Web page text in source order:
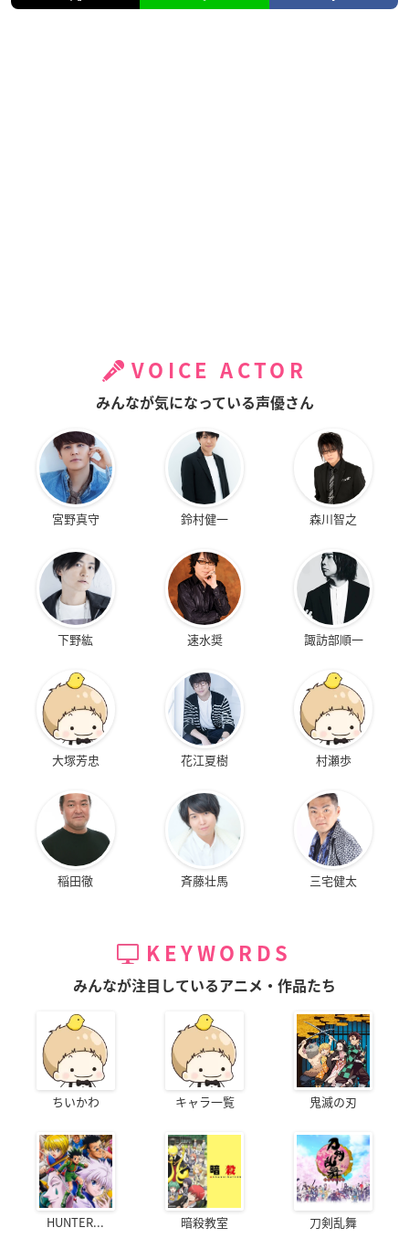
VOICE ACTOR
みんなが気になっている声優さん
宮野真守 鈴村健一 森川智之
下野紘 速水奨 諏訪部順一
大塚芳忠 花江夏樹 村瀬歩
稲田徹 斉藤壮馬 三宅健太
KEYWORDS
みんなが注目しているアニメ・作品たち
ちいかわ キャラ一覧 鬼滅の刃
HUNTER... 暗殺教室 刀剣乱舞